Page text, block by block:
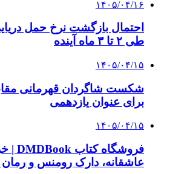
3 هفته پیش
خرید ابزار آلات دستی و صنعتی
چطور ابزار اصل را با بهترین
3 هفته پیش
چرا انتخاب تامین‌کننده
پروژه را تعیین می‌کند؟
3 هفته پیش
از کجا تجهیزات ترافیکی
انتخاب بهترین فروشنده